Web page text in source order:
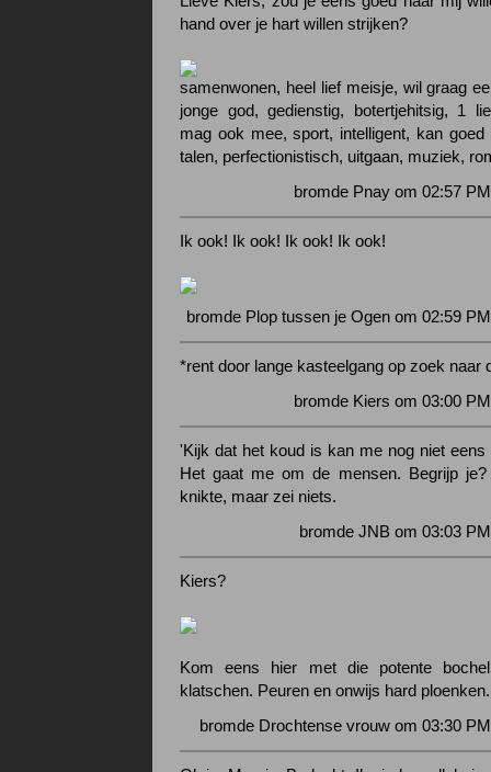
hand over je hart willen strijken?
samenwonen, heel lief meisje, wil graag
jonge god, gedienstig, botertjehitsig, 1
mag ook mee, sport, intelligent, kan
talen, perfectionistisch, uitgaan, muziek,
bromde Pnay om 02:57
Ik ook! Ik ook! Ik ook! Ik ook!
bromde Plop tussen je Ogen om 02:59
*rent door lange kasteelgang op zoek naar
bromde Kiers om 03:00
'Kijk dat het koud is kan me nog niet
Het gaat me om de mensen. Begrijp
knikte, maar zei niets.
bromde JNB om 03:03
Kiers?
Kom eens hier met die potente
klatschen. Peuren en onwijs hard ploenken.
bromde Drochtense vrouw om 03:30